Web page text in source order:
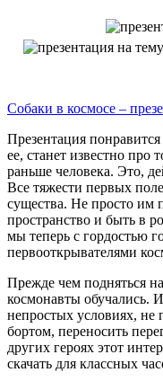
Собаки в космосе –
Презентация
ее, станет известно про
раньше человека. Это,
Все тяжести первых
существа. Не просто им
пространство и быть в
мы теперь с гордостью
первооткрывателями
Прежде чем подняться
космонавты обучались.
непростых условиях, не
бортом, переносить
других героях этот
скачать для классных